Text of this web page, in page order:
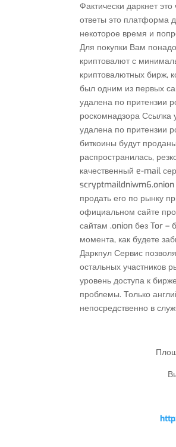
Фактически даркнет
ответы это платформа
некоторое время и
Для покупки Вам
криптовалют с
криптовалютных бирж,
был одним из первых
удалена по притензии
роскомнадзора Ссылка
удалена по притензии
биткоины будут
распространилась,
качественный e-mail
scryptmaildniwm6.onion
продать его по рынку
официальном сайте
сайтам .onion без Tor –
момента, как будете
Даркпул Сервис
остальных участников
уровень доступа к
проблемы. Только
непосредственно в